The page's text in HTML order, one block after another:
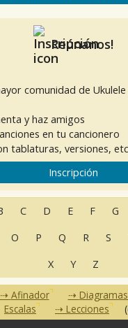
Reúnanos!
comunidad de
y haz amigos
en tu cancionero
tablaturas, versiones,
Inscripción
C D E F G
O P Q R S
X
Y Z
Afinador
Escalas
Lecciones